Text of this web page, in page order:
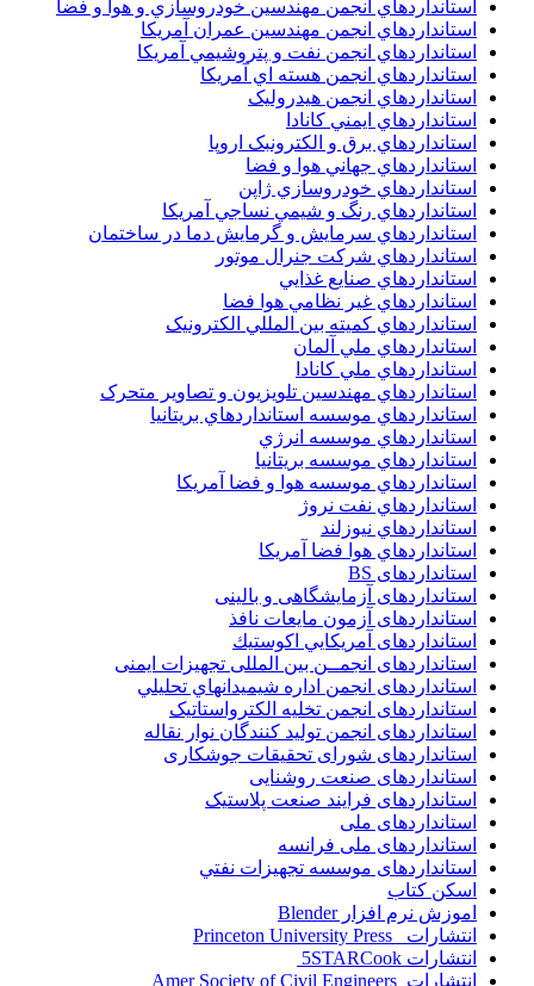
استانداردهاي انجمن مهندسين خودروسازي و هوا و فضا
استانداردهاي انجمن مهندسين عمران آمريکا
استانداردهاي انجمن نفت و پتروشيمي آمريکا
استانداردهاي انجمن هسته اي آمريکا
استانداردهاي انجمن هيدروليک
استانداردهاي ايمني کانادا
استانداردهاي برق و الکترونبک اروپا
استانداردهاي جهاني هوا و فضا
استانداردهاي خودروسازي ژاپن
استانداردهاي رنگ و شيمي نساجي آمريکا
استانداردهاي سرمايش و گرمايش دما در ساختمان
استانداردهاي شرکت جنرال موتور
استانداردهاي صنايع غذايي
استانداردهاي غير نظامي هوا فضا
استانداردهاي کميته بين المللي الکترونيک
استانداردهاي ملي آلمان
استانداردهاي ملي کانادا
استانداردهاي مهندسين تلويزيون و تصاوير متحرک
استانداردهاي موسسه استانداردهاي بريتانيا
استانداردهاي موسسه انرژي
استانداردهاي موسسه بريتانيا
استانداردهاي موسسه هوا و فضا آمريکا
استانداردهاي نفت نروژ
استانداردهاي نيوزلند
استانداردهاي هوا فضا آمريکا
استانداردهای BS
استانداردهای آزمایشگاهی و بالینی
استانداردهای آزمون مایعات نافذ
استانداردهای آمريكايي اكوستيك
استانداردهای انجمــن بين المللى تجهيزات ايمنى
استانداردهای انجمن اداره شيميدانهاي تحليلي
استانداردهای انجمن تخليه الکترواستاتيک
استانداردهای انجمن توليد کنندگان نوار نقاله
استانداردهای شورای تحقیقات جوشکاری
استانداردهای صنعت روشنایی
استانداردهای فرايند صنعت پلاستيک
استانداردهای ملی
استانداردهای ملی فرانسه
استانداردهای موسسه تجهيزات نفتي
اسکن کتاب
اموزش نرم افزار Blender
انتشارات Princeton University Press
انتشارات ‎ 5STARCook
انتشارات Amer Society of Civil Engineers